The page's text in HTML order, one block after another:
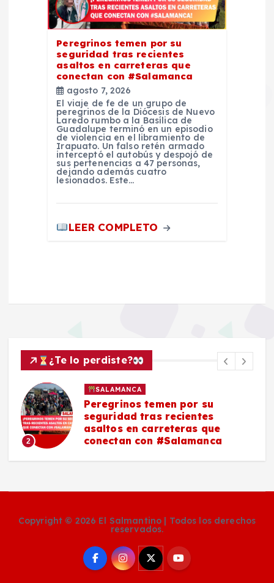
Peregrinos temen por su
seguridad tras recientes
asaltos en carreteras que
conectan con #Salamanca
agosto 7, 2026
El viaje de fe de un grupo de
peregrinos de la Diócesis de Nuevo
Laredo rumbo a la Basílica de
Guadalupe terminó en un episodio
de violencia en el libramiento de
Irapuato. Un falso retén armado
interceptó el autobús y despojó de
sus pertenencias a 47 personas,
dejando además cuatro
lesionados. Este…
LEER COMPLETO
¿Te lo perdiste?
3
POLICIACA
Asesinan a un hombre en
vulcanizadora de Los Sauces,
#Salamanca
reservados.